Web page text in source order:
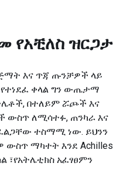
የአቺለስ ዝርጋታ
ጅማት እና ጥጃ ጡንቻዎች ላይ
ቀላል ግን ውጤታማ
በተለይም ሯጮች እና
ውስጥ ለሚሳተፉ, ጠንካራ እና
ተስማሚ ነው. ይህንን
ውስጥ ማካተት እንደ Achilles
፣የአትሌቲክስ አፈፃፀምን